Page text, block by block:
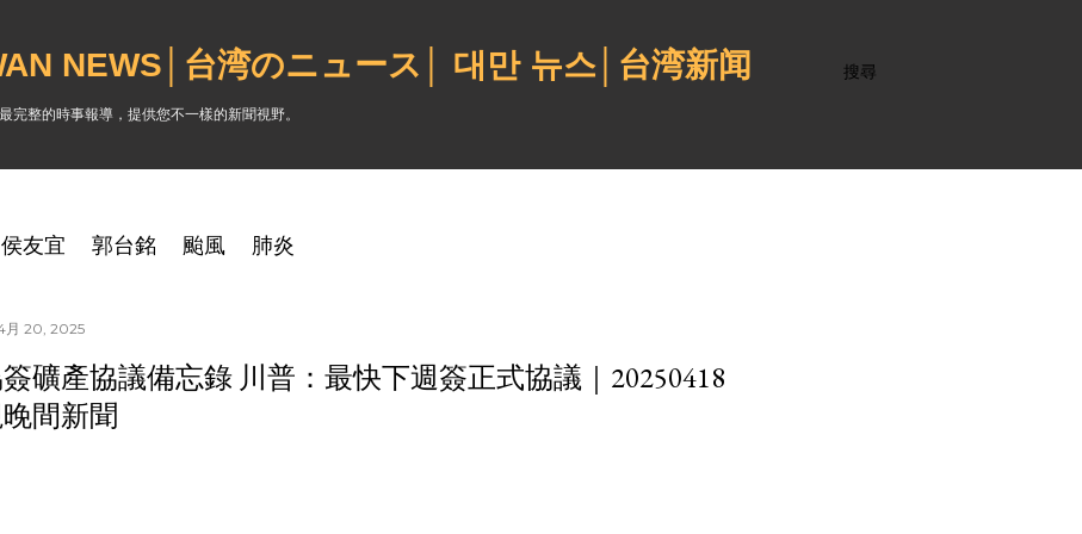
搜尋
NEWS│台湾のニュース│ 대만 뉴스│台湾新闻
完整的時事報導，提供您不一樣的新聞視野。
侯友宜 郭台銘 颱風 肺炎
月 20, 2025
礦產協議備忘錄 川普：最快下週簽正式協議｜20250418
間新聞